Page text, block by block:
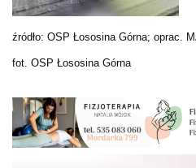
źródło: OSP Łososina Górna; oprac.
fot. OSP Łososina Górna